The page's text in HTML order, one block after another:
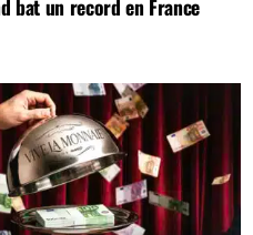
bat un record en France